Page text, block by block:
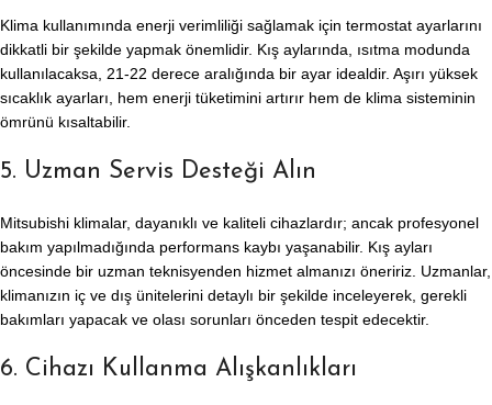
Klima kullanımında enerji verimliliği sağlamak için termostat ayarlarını
dikkatli bir şekilde yapmak önemlidir. Kış aylarında, ısıtma modunda
kullanılacaksa, 21-22 derece aralığında bir ayar idealdir. Aşırı yüksek
sıcaklık ayarları, hem enerji tüketimini artırır hem de klima sisteminin
ömrünü kısaltabilir.
5. Uzman Servis Desteği Alın
Mitsubishi klimalar, dayanıklı ve kaliteli cihazlardır; ancak profesyonel
bakım yapılmadığında performans kaybı yaşanabilir. Kış ayları
öncesinde bir uzman teknisyenden hizmet almanızı öneririz. Uzmanlar,
klimanızın iç ve dış ünitelerini detaylı bir şekilde inceleyerek, gerekli
bakımları yapacak ve olası sorunları önceden tespit edecektir.
6. Cihazı Kullanma Alışkanlıkları